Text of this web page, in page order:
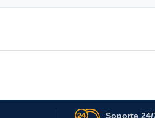
Soporte 24/